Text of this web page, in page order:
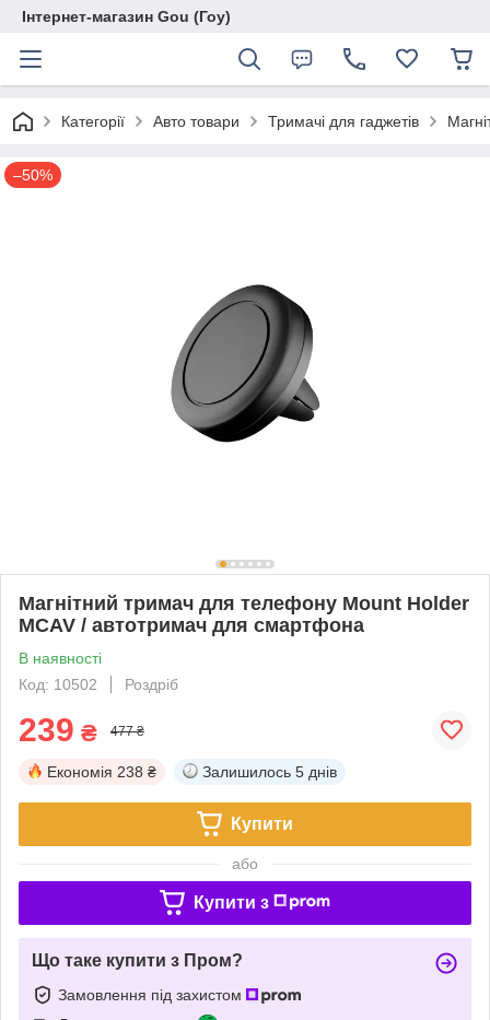
Інтернет-магазин Gou (Гоу)
Категорії Авто товари Тримачі для гаджетів
–50%
Магнітний тримач для телефону Mount Holder
MCAV / автотримач для смартфона
В наявності
Код: 10502
Роздріб
239 ₴ 477 ₴
Економія 238 ₴ Залишилось 5 днів
Купити
або
Купити з
Що таке купити з Пром?
Замовлення під захистом